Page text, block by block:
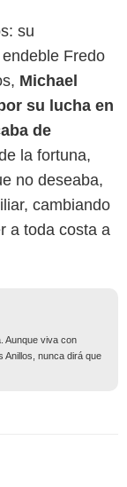
su
Fredo
Michael
su lucha en
de
la fortuna,
no deseaba,
cambiando
a toda costa a
Aunque viva con
Anillos, nunca dirá que